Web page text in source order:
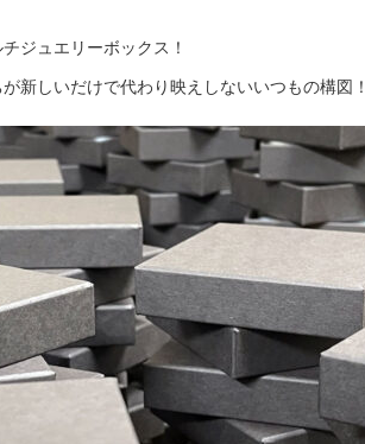
ジュエリーボックス！
新しいだけで代わり映えしないいつもの構図！